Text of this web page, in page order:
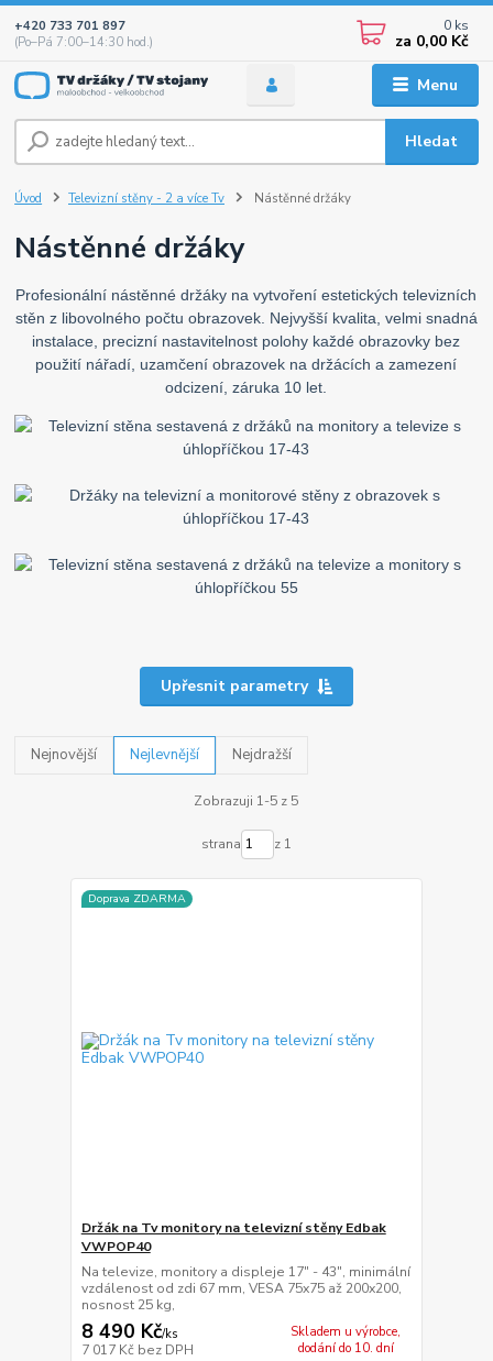
Menu
Hledat
+420 733 701 897
(Po–Pá 7:00–14:30 hod.)
0 ks
za 0,00 Kč
Úvod Televizní stěny - 2 a více Tv Nástěnné držáky
Nástěnné držáky
Profesionální nástěnné držáky na vytvoření estetických televizních
stěn z libovolného počtu obrazovek. Nejvyšší kvalita, velmi snadná
instalace, precizní nastavitelnost polohy každé obrazovky bez
použití nářadí, uzamčení obrazovek na držácích a zamezení
odcizení, záruka 10 let.
Upřesnit parametry
Nejnovější Nejlevnější Nejdražší
Zobrazuji 1-5 z 5
strana z 1
Doprava ZDARMA
Držák na Tv monitory na televizní stěny Edbak
VWPOP40
Na televize, monitory a displeje 17" - 43", minimální
vzdálenost od zdi 67 mm, VESA 75x75 až 200x200,
nosnost 25 kg,
8 490 Kč/ks
7 017 Kč bez DPH
Skladem u výrobce,
dodání do 10. dní